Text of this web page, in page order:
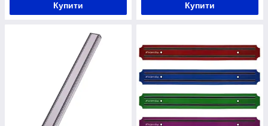
Купити Купити